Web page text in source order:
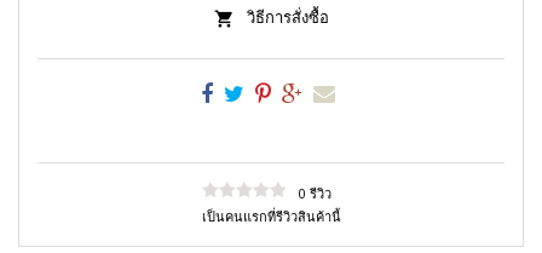
วิธีการสั่งซื้อ
0 รีวิว
เป็นคนแรกที่รีวิวสินค้านี้